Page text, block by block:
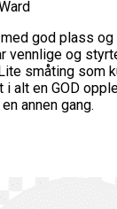
god plass og
vennlige og
småting som
i alt en GOD
annen gang.